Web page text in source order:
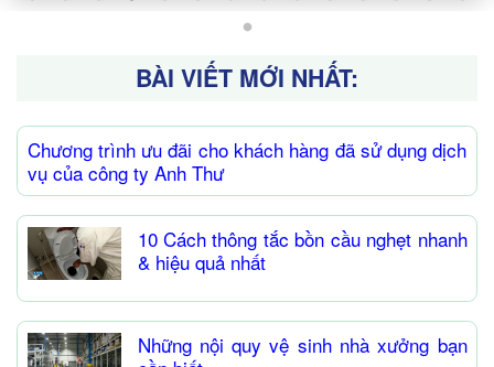
BÀI VIẾT MỚI NHẤT:
Chương trình ưu đãi cho khách hàng đã sử dụng dịch
vụ của công ty Anh Thư
10 Cách thông tắc bồn cầu nghẹt nhanh
& hiệu quả nhất
Những nội quy vệ sinh nhà xưởng bạn